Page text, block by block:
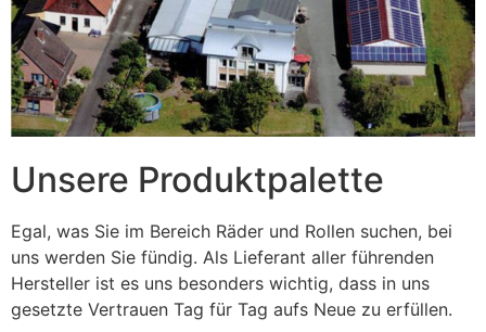
Unsere Produktpalette
Egal, was Sie im Bereich Räder und Rollen suchen, bei
uns werden Sie fündig. Als Lieferant aller führenden
Hersteller ist es uns besonders wichtig, dass in uns
gesetzte Vertrauen Tag für Tag aufs Neue zu erfüllen.